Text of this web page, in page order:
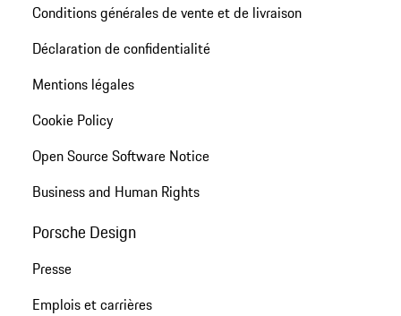
Conditions générales de vente et de livraison
Déclaration de confidentialité
Mentions légales
Cookie Policy
Open Source Software Notice
Business and Human Rights
Porsche Design
Presse
Emplois et carrières